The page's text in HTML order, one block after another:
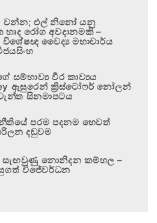
වන්න; එල් නිනෝ යනු
හෘද රෝග අවදානමකි –
විශේෂඥ වෛද්‍ය මහාචාර්ය
සම්භාව්‍ය වීර කාව්‍යය
ඇසුරෙන් ක්‍රිස්ටෝෆර් නෝලන්
සිනමාපටය
නීතියේ පරම පදනම හෙවත්
දඬුවම
සැඟවුණු නොනිදන කම්හල –
විජේවර්ධන